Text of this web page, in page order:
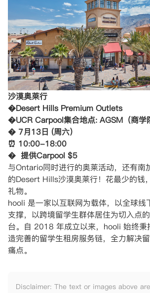
沙漠奥莱行
�Desert Hills Premium Outlets
�UCR Carpool集合地点: AGSM（商学
� 7月13日 (周六）
⏰ 10:00-18:00
� 提供Carpool $5
与Ontario同时进行的奥莱活动，还有南
的Desert Hills沙漠奥莱行！花最少的钱
礼物。
hooli 是一家以互联网为载体，以全球线
支撑，以跨境留学生群体居住为切入点
台。自 2018 年成立以来，hooli 始终秉
造完善的留学生租房服务链，全力解决
痛点。
Disclaimer: The text or images above